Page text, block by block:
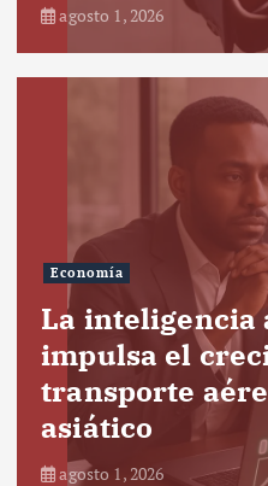
agosto 1, 2026
Economía
La
impulsa el
transporte
asiático
agosto 1, 2026